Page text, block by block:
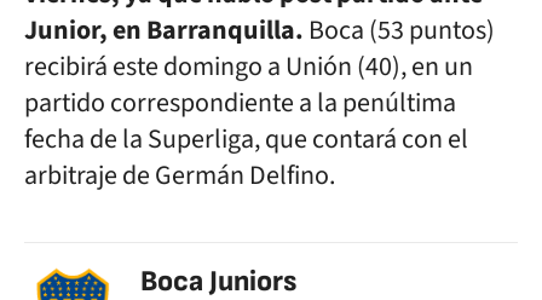
Junior, en Barranquilla. Boca (53 puntos)
recibirá este domingo a Unión (40), en un
partido correspondiente a la penúltima
fecha de la Superliga, que contará con el
arbitraje de Germán Delfino.
Boca Juniors